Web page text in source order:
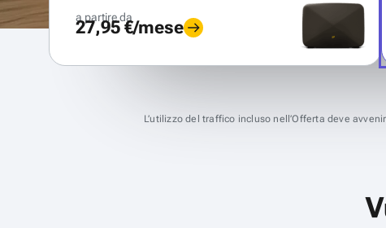
a partire da
27,95 €/mese
L’utilizzo del traffico incluso nell’Offerta deve